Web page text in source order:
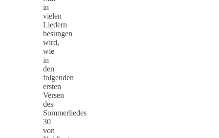
in
vielen
Liedern
besungen
wird,
wie
in
den
folgenden
ersten
Versen
des
Sommerliedes
30
von